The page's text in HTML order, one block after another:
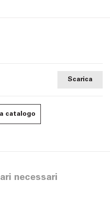
Scarica
catalogo
necessari